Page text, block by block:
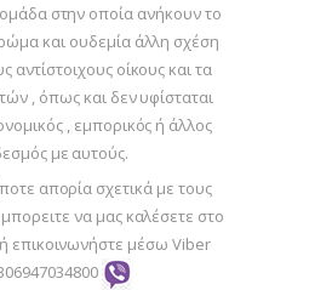
στην οποία ανήκουν τo
και ουδεμία άλλη σχέση
αντίστοιχους οίκους και τα
, όπως και δεν υφίσταται
, εμπορικός ή άλλος
με αυτούς.
απορία σχετικά με τους
να μας καλέσετε στο
επικοινωνήστε μέσω Viber